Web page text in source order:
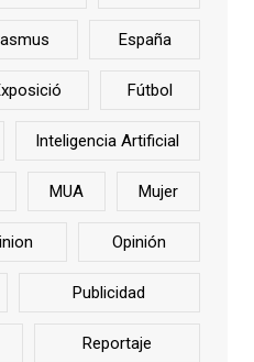
España
Fútbol
Inteligencia Artificial
MUA Mujer
Opinión
Publicidad
Reportaje